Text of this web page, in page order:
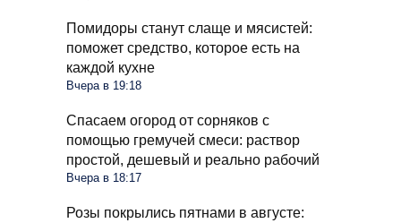
Помидоры станут слаще и мясистей:
поможет средство, которое есть на
каждой кухне
Вчера в 19:18
Спасаем огород от сорняков с
помощью гремучей смеси: раствор
простой, дешевый и реально рабочий
Вчера в 18:17
Розы покрылись пятнами в августе: